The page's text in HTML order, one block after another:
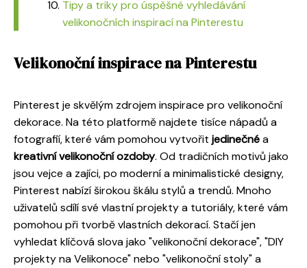
Tipy a triky pro úspěšné vyhledávání
velikonočních inspirací na Pinterestu
Velikonoční inspirace na Pinterestu
Pinterest je skvělým zdrojem inspirace pro velikonoční
dekorace. Na této platformě najdete tisíce nápadů a
fotografií, které vám pomohou vytvořit jedinečnéa
kreativní velikonoční ozdoby. Od tradičních motivů jako
jsou vejce a zajíci, po moderní a minimalistické designy,
Pinterest nabízí širokou škálu stylů a trendů. Mnoho
uživatelů sdílí své vlastní projekty a tutoriály, které vám
pomohou při tvorbě vlastních dekorací. Stačí jen
vyhledat klíčová slova jako "velikonoční dekorace", "DIY
projekty na Velikonoce" nebo "velikonoční stoly" a